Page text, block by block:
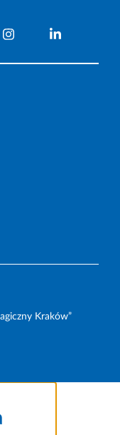
Kraków”